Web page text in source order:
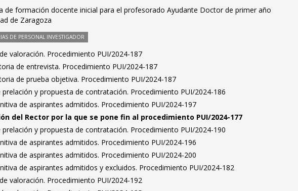
de formación docente inicial para el profesorado Ayudante Doctor de primer año
de Zaragoza
DE PERSONAL INVESTIGADOR
valoración. Procedimiento PUI/2024-187
de entrevista. Procedimiento PUI/2024-187
de prueba objetiva. Procedimiento PUI/2024-187
prelación y propuesta de contratación. Procedimiento PUI/2024-186
de aspirantes admitidos. Procedimiento PUI/2024-197
del Rector por la que se pone fin al procedimiento PUI/2024-177
prelación y propuesta de contratación. Procedimiento PUI/2024-190
de aspirantes admitidos. Procedimiento PUI/2024-196
de aspirantes admitidos. Procedimiento PUI/2024-200
de aspirantes admitidos y excluidos. Procedimiento PUI/2024-182
valoración. Procedimiento PUI/2024-192